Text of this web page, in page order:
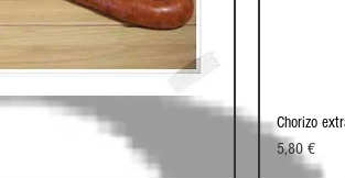
Chorizo
Preis
5,80 €